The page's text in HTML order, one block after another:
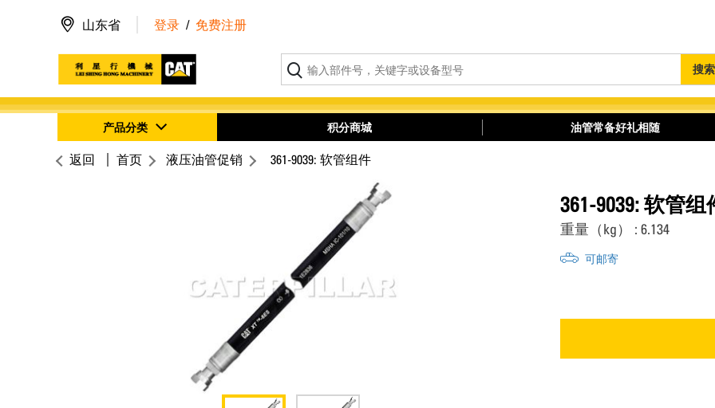
搜索
山东省 登录 / 免费注册
产品分类 积分商城 油管常备好礼相随
返回 首页 液压油管促销 361-9039: 软管组件
361-9039: 软管组
重量（kg） : 6.134
可邮寄